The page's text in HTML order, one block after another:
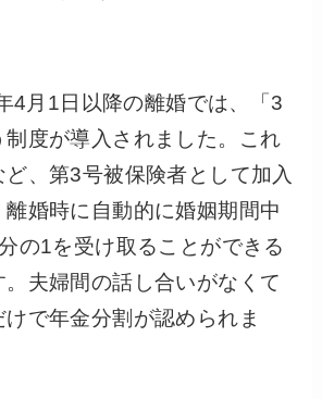
4月1日以降の離婚では、「3
度が導入されました。これ
、第3号被保険者として加入
離婚時に自動的に婚姻期間中
の1を受け取ることができる
。夫婦間の話し合いがなくて
で年金分割が認められま